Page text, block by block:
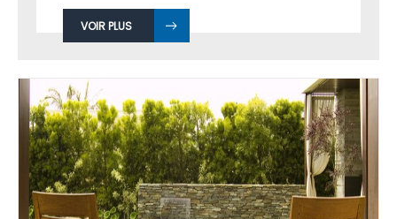
VOIR PLUS